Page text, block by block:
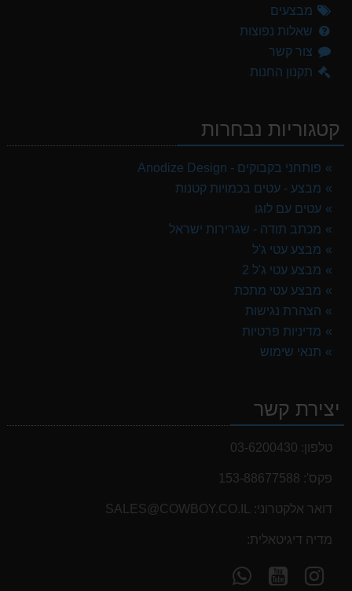
מבצעים
שאלות נפוצות
צור קשר
תקנון החנות
קטגוריות נבחרות
פותחני בקבוקים - Anodize Design
מבצע - עטים בכמויות קטנות
עטים עם לוגו
מכתב תודה - שגרירות ישראל
מבצע עטי ג'ל
מבצע עטי ג'ל 2
מבצע עטי מתכת
הצהרת נגישות
מדיניות פרטיות
תנאי שימוש
יצירת קשר
טלפון: 03-6200430
פקס': 153-88677588
דואר אלקטרוני: SALES@COWBOY.CO.IL
מדיה דיגיטאלית:
עקוב
אחרינו
עקוב
אחרינו